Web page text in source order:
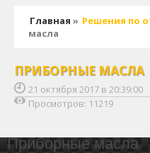
Главная » Решения по
масла
ПРИБОРНЫЕ МАСЛА
21 октября 2017 в 20:39:00
Просмотров: 11219
Приборные масла